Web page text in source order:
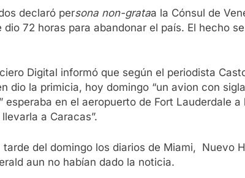
declaró persona non-grataa la Cónsul de
dio 72 horas para abandonar el país. El hecho
Digital informó que según el periodista
dio la primicia, hoy domingo “un avion con
esperaba en el aeropuerto de Fort Lauderdale a
a Caracas”.
del domingo los diarios de Miami, Nuevo
aun no habían dado la noticia.